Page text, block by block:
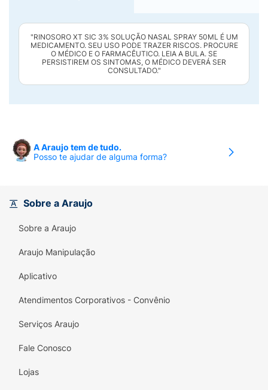
"RINOSORO XT SIC 3% SOLUÇÃO NASAL SPRAY 50ML É UM
MEDICAMENTO. SEU USO PODE TRAZER RISCOS. PROCURE
O MÉDICO E O FARMACÊUTICO. LEIA A BULA. SE
PERSISTIREM OS SINTOMAS, O MÉDICO DEVERÁ SER
CONSULTADO."
A Araujo tem de tudo.
Posso te ajudar de alguma forma?
Sobre a Araujo
Sobre a Araujo
Araujo Manipulação
Aplicativo
Atendimentos Corporativos - Convênio
Serviços Araujo
Fale Conosco
Lojas